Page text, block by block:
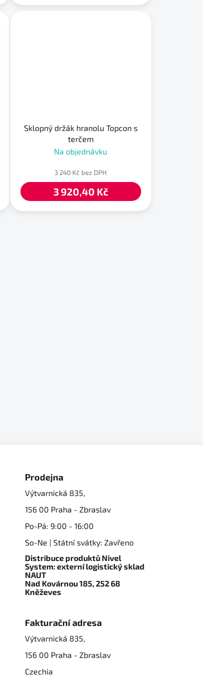
Sklopný držák hranolu Topcon s
terčem
Na objednávku
3 240 Kč bez DPH
3 920,40 Kč
Prodejna
Výtvarnická 835,
156 00 Praha - Zbraslav
Po-Pá: 9:00 - 16:00
So-Ne | Státní svátky: Zavřeno
Distribuce produktů Nivel
System: externí logistický sklad
NAUT
Nad Kovárnou 185, 252 68
Kněževes
Fakturační adresa
Výtvarnická 835,
156 00 Praha - Zbraslav
Czechia